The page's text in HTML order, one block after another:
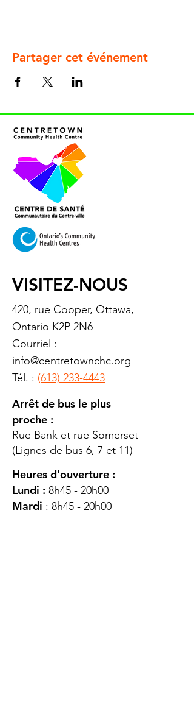
Partager cet événement
VISITEZ-NOUS
420, rue Cooper, Ottawa,
Ontario K2P 2N6
Courriel :
info@centretownchc.org
Tél. : (613) 233-4443
Arrêt de bus le plus
proche :
Rue Bank et rue Somerset
(Lignes de bus 6, 7 et 11)
Heures d'ouverture :
Lundi : 8h45 - 20h00
Mardi : 8h45 - 20h00